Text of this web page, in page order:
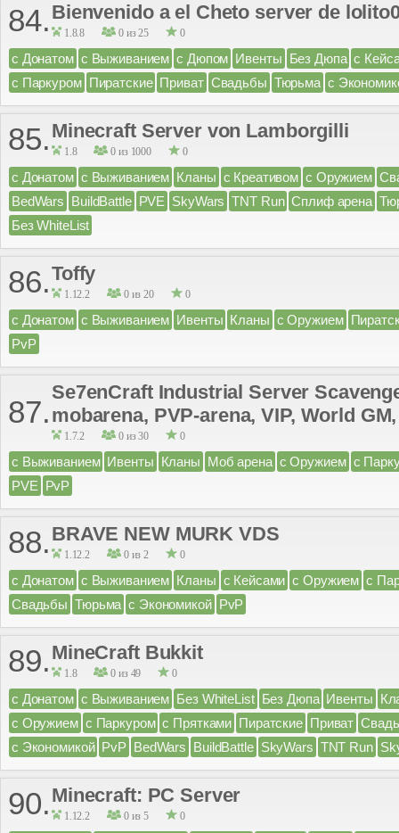
84. Bienvenido a el Cheto server de
1.8.8 0 из 25 0
с Донатом с Выживанием с Дюпом Ивенты Без Дюпа с
с Паркуром Пиратские Приват Свадьбы Тюрьма с
85. Minecraft Server von Lamborgilli
1.8 0 из 1000 0
с Донатом с Выживанием Кланы с Креативом с Оружием
BedWars BuildBattle PVE SkyWars TNT Run Сплиф арена
Без WhiteList
86.Toffy
1.12.2 0 из 20 0
с Донатом с Выживанием Ивенты Кланы с Оружием
PvP
87.
Se7enCraft Industrial Server
mobarena, PVP-arena, VIP, World
1.7.2 0 из 30 0
с Выживанием Ивенты Кланы Моб арена с Оружием с
PVE PvP
88. BRAVE NEW MURK VDS
1.12.2 0 из 2 0
с Донатом с Выживанием Кланы с Кейсами с Оружием с
Свадьбы Тюрьма с Экономикой PvP
89. MineCraft Bukkit
1.8 0 из 49 0
с Донатом с Выживанием Без WhiteList Без Дюпа Ивенты
с Оружием с Паркуром с Прятками Пиратские Приват
с Экономикой PvP BedWars BuildBattle SkyWars TNT Run
90. Minecraft: PC Server
1.12.2 0 из 5 0